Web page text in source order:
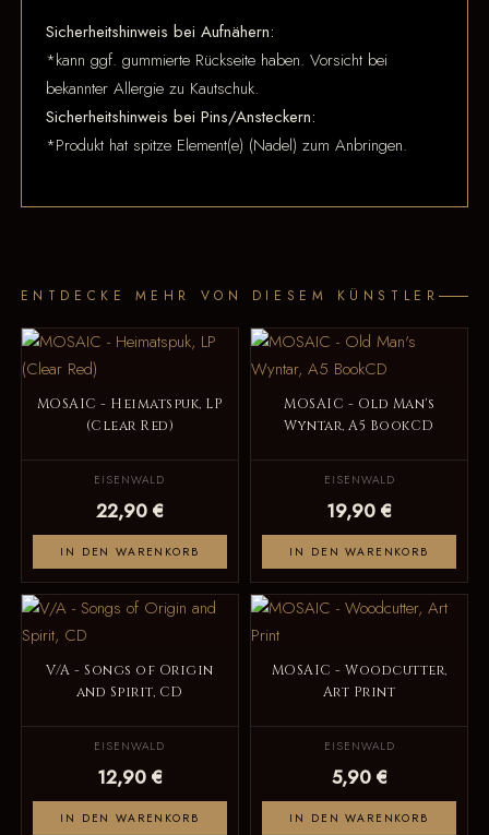
Sicherheitshinweis bei Aufnähern:
*kann ggf. gummierte Rückseite haben. Vorsicht bei
bekannter Allergie zu Kautschuk.
Sicherheitshinweis bei Pins/Ansteckern:
*Produkt hat spitze Element(e) (Nadel) zum Anbringen.
ENTDECKE MEHR VON DIESEM KÜNSTLER
MOSAIC - Heimatspuk, LP
(Clear Red)
EISENWALD
22,90 €
IN DEN WARENKORB
MOSAIC - Old Man's
Wyntar, A5 BookCD
EISENWALD
19,90 €
IN DEN WARENKORB
V/A - Songs of Origin
and Spirit, CD
EISENWALD
12,90 €
IN DEN WARENKORB
MOSAIC - Woodcutter,
Art Print
EISENWALD
5,90 €
IN DEN WARENKORB